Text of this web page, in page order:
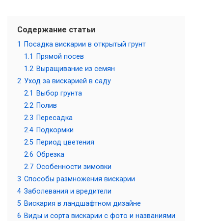
Содержание статьи
1
Посадка вискарии в открытый грунт
1.1
Прямой посев
1.2 Выращивание из семян
2 Уход за вискарией в саду
2.1
Выбор грунта
2.2 Полив
2.3 Пересадка
2.4 Подкормки
2.5 Период цветения
2.6 Обрезка
2.7 Особенности зимовки
3 Способы размножения вискарии
4 Заболевания и вредители
5 Вискария в ландшафтном дизайне
6 Виды и сорта вискарии с фото и названиями